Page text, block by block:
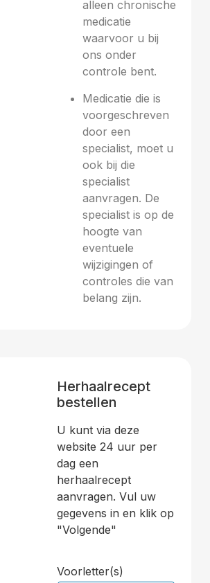
alleen chronische
medicatie
waarvoor u bij
ons onder
controle bent.
Medicatie die is
voorgeschreven
door een
specialist, moet u
ook bij die
specialist
aanvragen. De
specialist is op de
hoogte van
eventuele
wijzigingen of
controles die van
belang zijn.
Herhaalrecept
bestellen
U kunt via deze
website 24 uur per
dag een
herhaalrecept
aanvragen. Vul uw
gegevens in en klik op
"Volgende"
Voorletter(s)